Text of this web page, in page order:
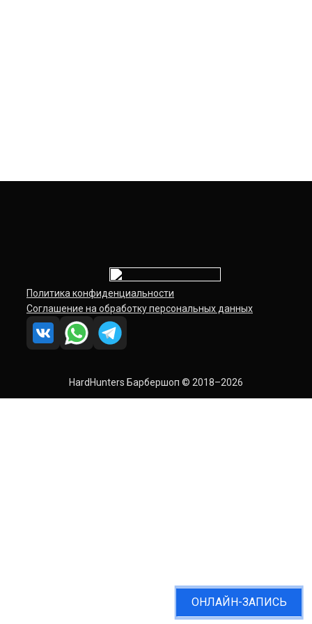
Политика конфиденциальности
Соглашение на обработку персональных данных
ОНЛАЙН-ЗАПИСЬ
HardHunters Барбершоп © 2018–2026